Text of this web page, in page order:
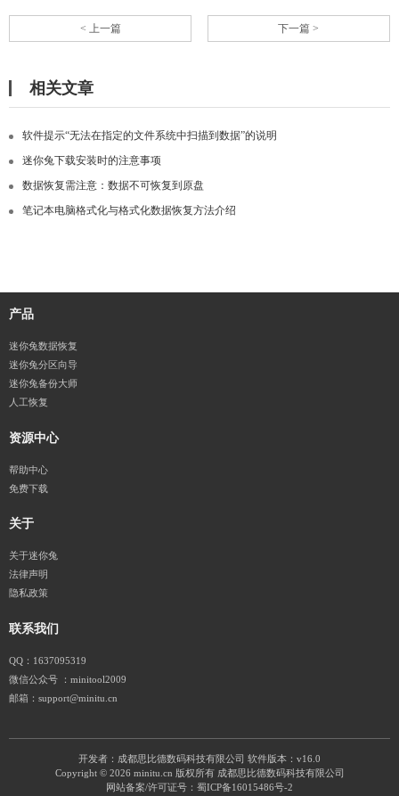
< 上一篇 下一篇 >
相关文章
软件提示“无法在指定的文件系统中扫描到数据”的说明
迷你兔下载安装时的注意事项
数据恢复需注意：数据不可恢复到原盘
笔记本电脑格式化与格式化数据恢复方法介绍
产品
迷你兔数据恢复
迷你兔分区向导
迷你兔备份大师
人工恢复
资源中心
帮助中心
免费下载
关于
关于迷你兔
法律声明
隐私政策
联系我们
QQ：1637095319
微信公众号 ：minitool2009
邮箱：support@minitu.cn
开发者：成都思比德数码科技有限公司
软件版本：v16.0
Copyright © 2026 minitu.cn 版权所有 成都思比德数码科技有限公司
网站备案/许可证号： 蜀ICP备16015486号-2